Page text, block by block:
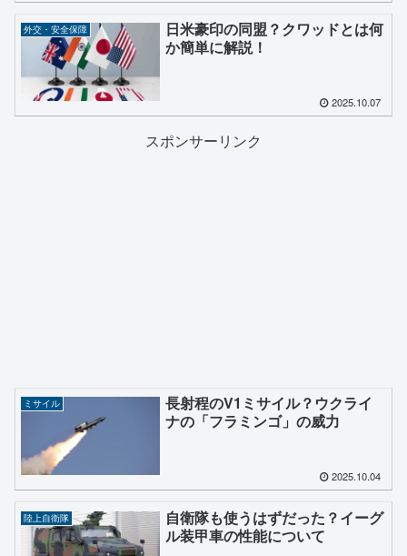
外交・安全保障
日米豪印の同盟？クワッドとは何
か簡単に解説！
2025.10.07
スポンサーリンク
ミサイル
長射程のV1ミサイル？ウクライ
ナの「フラミンゴ」の威力
2025.10.04
陸上自衛隊
自衛隊も使うはずだった？イーグ
ル装甲車の性能について